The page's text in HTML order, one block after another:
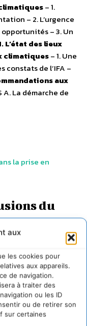
aux
les cookies pour
aux appareils.
de navigation.
à traiter des
ou les ID
ou de retirer son
sur certaines
– 1.
– 2. L’urgence
– 3. Un
L’état des lieux
climatiques– 1. Une
constats de l’IFA –
aux
A. La démarche de
la prise en
du
constats et 4
du groupe